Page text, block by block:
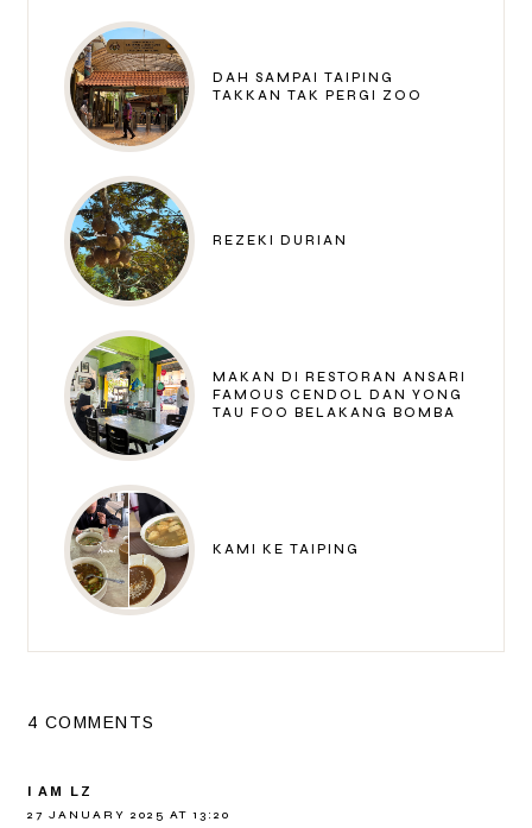
DAH SAMPAI TAIPING
TAKKAN TAK PERGI ZOO
REZEKI DURIAN
MAKAN DI RESTORAN ANSARI
FAMOUS CENDOL DAN YONG
TAU FOO BELAKANG BOMBA
KAMI KE TAIPING
4 COMMENTS
I AM LZ
27 JANUARY 2025 AT 13:20